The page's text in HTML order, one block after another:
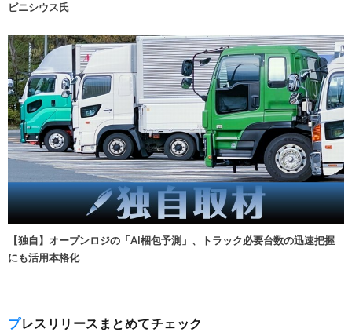
ビニシウス氏
【独自】オープンロジの「AI梱包予測」、トラック必要台数の迅速把握
にも活用本格化
プレスリリースまとめてチェック